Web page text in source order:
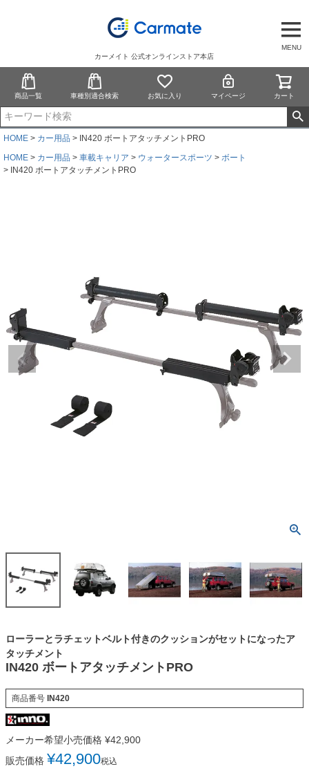
MENU
カーメイト 公式オンラインストア本店
商品一覧 車種別適合検索 お気に入り マイページ カート
HOME カー用品
IN420 ボートアタッチメントPRO
HOME
カー用品 車載キャリア ウォータースポーツ
ボート
IN420 ボートアタッチメントPRO
ローラーとラチェットベルト付きのクッションがセットになったア
タッチメント
IN420 ボートアタッチメントPRO
商品番号 IN420
メーカー希望小売価格 ¥42,900
販売価格 ¥42,900税込